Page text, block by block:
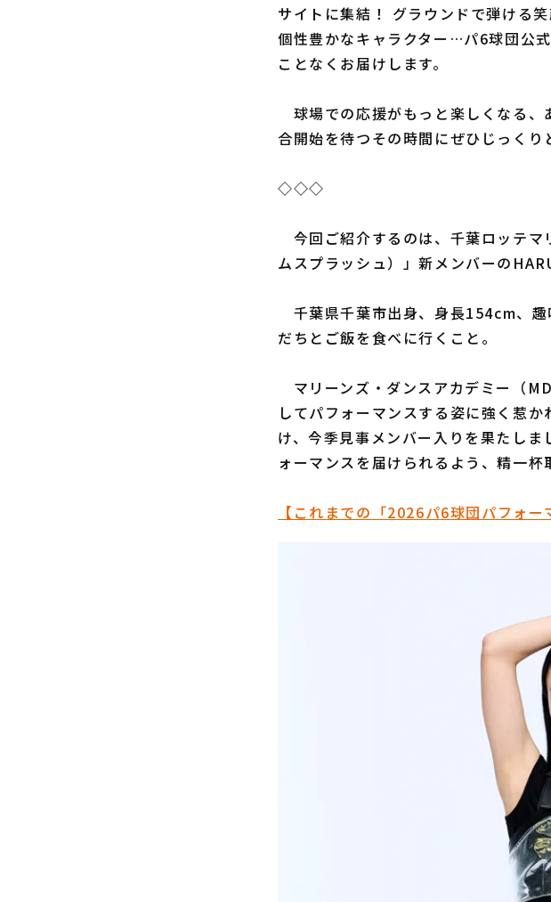
サイトに集結！ グラウンドで弾ける
個性豊かなキャラクター…パ6球団公
ことなくお届けします。
球場での応援がもっと楽しくなる、
合開始を待つその時間にぜひじっくり
◇◇◇
今回ご紹介するのは、千葉ロッテ
ムスプラッシュ）」新メンバーの
千葉県千葉市出身、身長154cm、
だちとご飯を食べに行くこと。
マリーンズ・ダンスアカデミー（
してパフォーマンスする姿に強く惹
け、今季見事メンバー入りを果たし
ォーマンスを届けられるよう、精一杯
【これまでの「2026パ6球団パフォー